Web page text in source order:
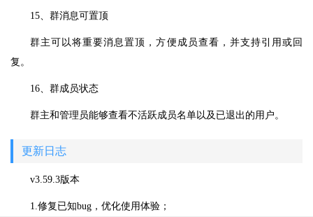
15、群消息可置顶
群主可以将重要消息置顶，方便成员查看，并支持引用或回
复。
16、群成员状态
群主和管理员能够查看不活跃成员名单以及已退出的用户。
更新日志
v3.59.3版本
1.修复已知bug，优化使用体验；